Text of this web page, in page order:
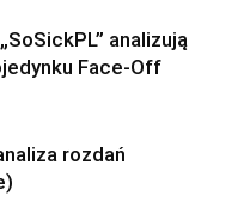
analizują
Face-Off
rozdań